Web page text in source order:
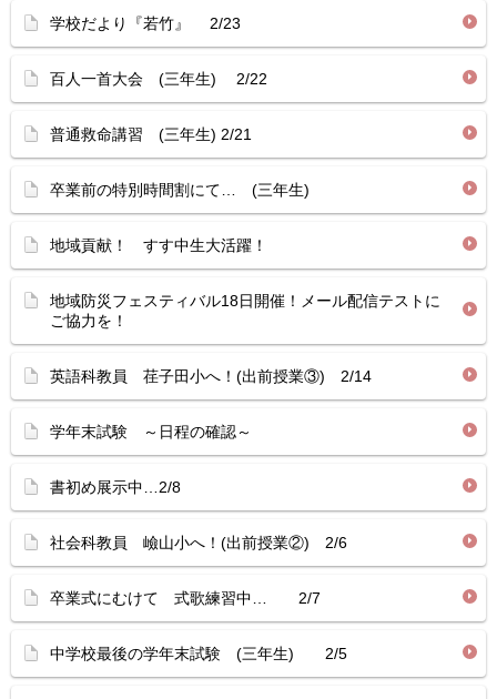
学校だより『若竹』 2/23
百人一首大会 (三年生) 2/22
普通救命講習 (三年生) 2/21
卒業前の特別時間割にて… (三年生)
地域貢献！ すす中生大活躍！
地域防災フェスティバル18日開催！メール配信テストに
ご協力を！
英語科教員 荏子田小へ！(出前授業③) 2/14
学年末試験 ～日程の確認～
書初め展示中…2/8
社会科教員 嶮山小へ！(出前授業②) 2/6
卒業式にむけて 式歌練習中… 2/7
中学校最後の学年末試験 (三年生) 2/5